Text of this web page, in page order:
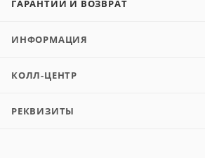
ГАРАНТИИ И ВОЗВРАТ
ИНФОРМАЦИЯ
КОЛЛ-ЦЕНТР
РЕКВИЗИТЫ